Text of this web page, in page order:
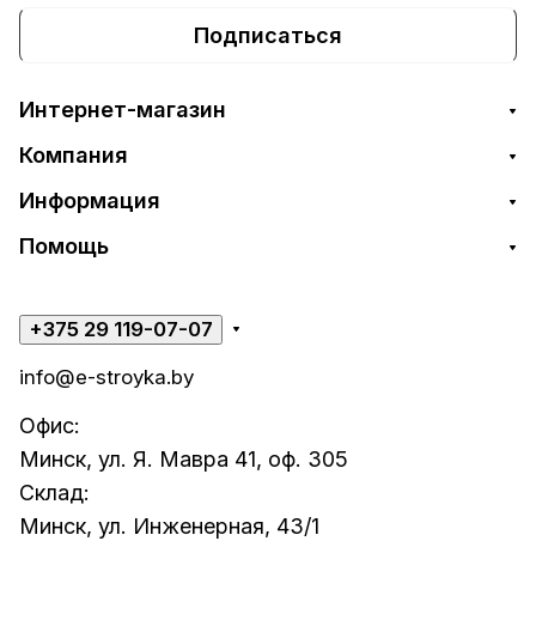
Подписаться
Интернет-магазин
Компания
Информация
Помощь
+375 29 119-07-07
info@e-stroyka.by
Офис:
Минск, ул. Я. Мавра 41, оф. 305
Склад:
Минск, ул. Инженерная, 43/1